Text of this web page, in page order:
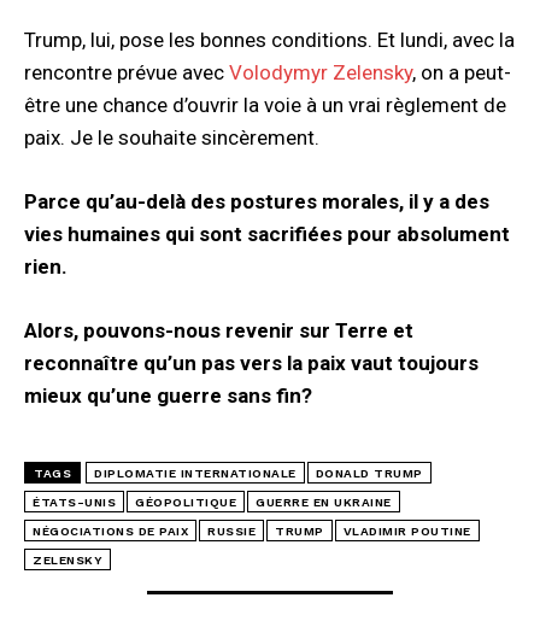
Trump, lui, pose les bonnes conditions. Et lundi, avec la
rencontre prévue avec Volodymyr Zelensky, on a peut-
être une chance d’ouvrir la voie à un vrai règlement de
paix. Je le souhaite sincèrement.
Parce qu’au-delà des postures morales, il y a des
vies humaines qui sont sacrifiées pour absolument
rien.
Alors, pouvons-nous revenir sur Terre et
reconnaître qu’un pas vers la paix vaut toujours
mieux qu’une guerre sans fin?
TAGS DIPLOMATIE INTERNATIONALE DONALD TRUMP
ÉTATS-UNIS GÉOPOLITIQUE GUERRE EN UKRAINE
NÉGOCIATIONS DE PAIX RUSSIE TRUMP VLADIMIR POUTINE
ZELENSKY